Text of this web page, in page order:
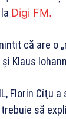
Digi FM.
că are o
Klaus
Florin Cîţu
să